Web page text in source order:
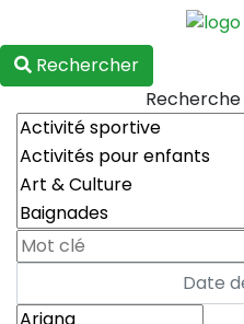
Rechercher